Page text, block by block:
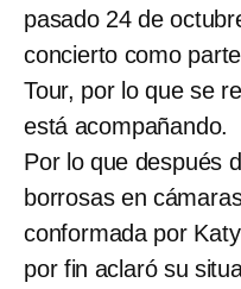
pasado 24 de
concierto como
Tour, por lo que se
está acompañando.
Por lo que después
borrosas en
conformada por
por fin aclaró su